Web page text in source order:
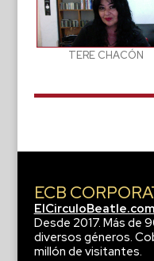
TERE CHACÓN
ECB
ElCirculoBeatle.com
Desde 2017. Más de
diversos géneros.
millón de visitantes.